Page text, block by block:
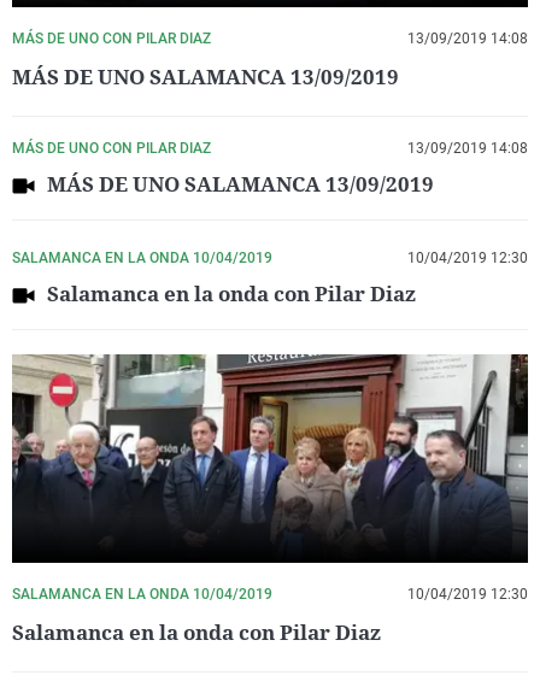
MÁS DE UNO CON PILAR DIAZ 13/09/2019 14:08
MÁS DE UNO SALAMANCA 13/09/2019
MÁS DE UNO CON PILAR DIAZ 13/09/2019 14:08
MÁS DE UNO SALAMANCA 13/09/2019
SALAMANCA EN LA ONDA 10/04/2019 10/04/2019 12:30
Salamanca en la onda con Pilar Diaz
SALAMANCA EN LA ONDA 10/04/2019 10/04/2019 12:30
Salamanca en la onda con Pilar Diaz